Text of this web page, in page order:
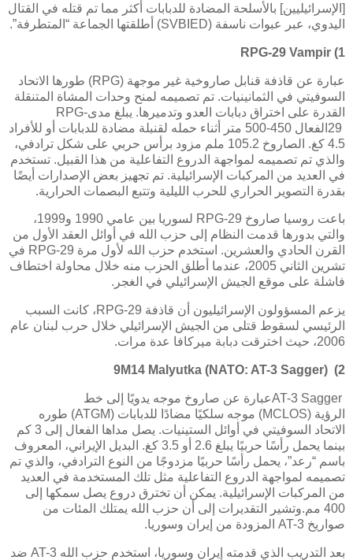
[الإسرائيليين] بالأسلحة المضادة للدبابات أكثر مما تم قتله في القتال
اليدوي، عبر عبوات ناسفة (SVBIED) أطلقتها الجماعة “المتطرفة”.
1)
RPG-29 Vampir
عبارة عن قاذفة قنابل صاروخية غير موجهة (RPG) طورها الاتحاد
السوفيتي في الثمانينيات. تم تصميمه لمنح وحدات المشاة المتنقلة
القدرة على اختراق دبابات العدو وتدميرها. يبلغ مدىRPG-
29
الفعال 450-500 متر أثناء حمله لقنبلة مضادة للدبابات أو للأفراد
4.5 كغ. الصاروخ 105.2 ملم مزود برأس حربي على شكل ترادفي،
والذي تم تصميمه لمواجهة الدروع التفاعلية من هذا القبيل. تستخدم
في العديد من المركبات الإسرائيلية. تم تجهيز بعض الإصدارات أيضًا
بقدرة التصوير الحراري للحرب الليلية وتتبع البصمات الحرارية.
باعت روسيا صاروخ RPG-29
لسوريا بين عامي 1990 و1999،
والتي بدورها قدمت النظام إلى حزب الله في أوائل العقد الأول من
القرن الحادي والعشرين. استخدم حزب الله لأول مرة RPG-29 في
تشرين الثاني 2005، عندما أطلق الحزب منه خلال محاولة اختطاف
فاشلة على موقع الجيش الإسرائيلي في الغجر.
يزعم المسؤولون الإسرائيليون أن قاذفة RPG-29، كانت السبب
الرئيسي لسقوط قتلى من الجيش الإسرائيلي خلال حرب لبنان عام
2006، حيث اخترقت دبابة ميركافا عدة مرات.
2)
9M14 Malyutka (NATO: AT-3 Sagger)
AT-3 Saggerعبارة عن صاروخ موجه يدويًا إلى خط
الرؤية (MCLOS) موجه سلكيًا مضادًا للدبابات (ATGM) طوره
الاتحاد السوفيتي في أوائل الستينيات. يصل مداها الفعال إلى 3 كم
بينما يحمل رأسًا حربيًا يبلغ 2.6 أو 3.5 كغ. البديل الإيراني، المعروف
باسم “رعد”، يحمل رأسًا حربيًا مزدوجًا من النوع الترادفي، والذي تم
تصميمه لمواجهة الدروع التفاعلية مثل تلك المستخدمة في العديد
من المركبات الإسرائيلية. يمكن أن تخترق دروع يصل سمكها إلى
400 مم.وتشير التقديرات إلى أن حزب الله يمتلك المئات من
صواريخ AT-3 المزودة من إيران وسوريا.
بعد التدريب الذي قدمته إيران وسوريا، استخدم حزب الله AT-3 ضد